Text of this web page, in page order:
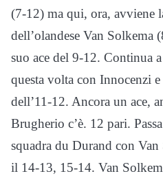
(7-12) ma qui, ora, avviene
dell’olandese Van Solkema
suo ace del 9-12. Continua
questa volta con Innocenzi
dell’11-12. Ancora un ace,
Brugherio c’è. 12 pari.
squadra du Durand con
il 14-13, 15-14. Van